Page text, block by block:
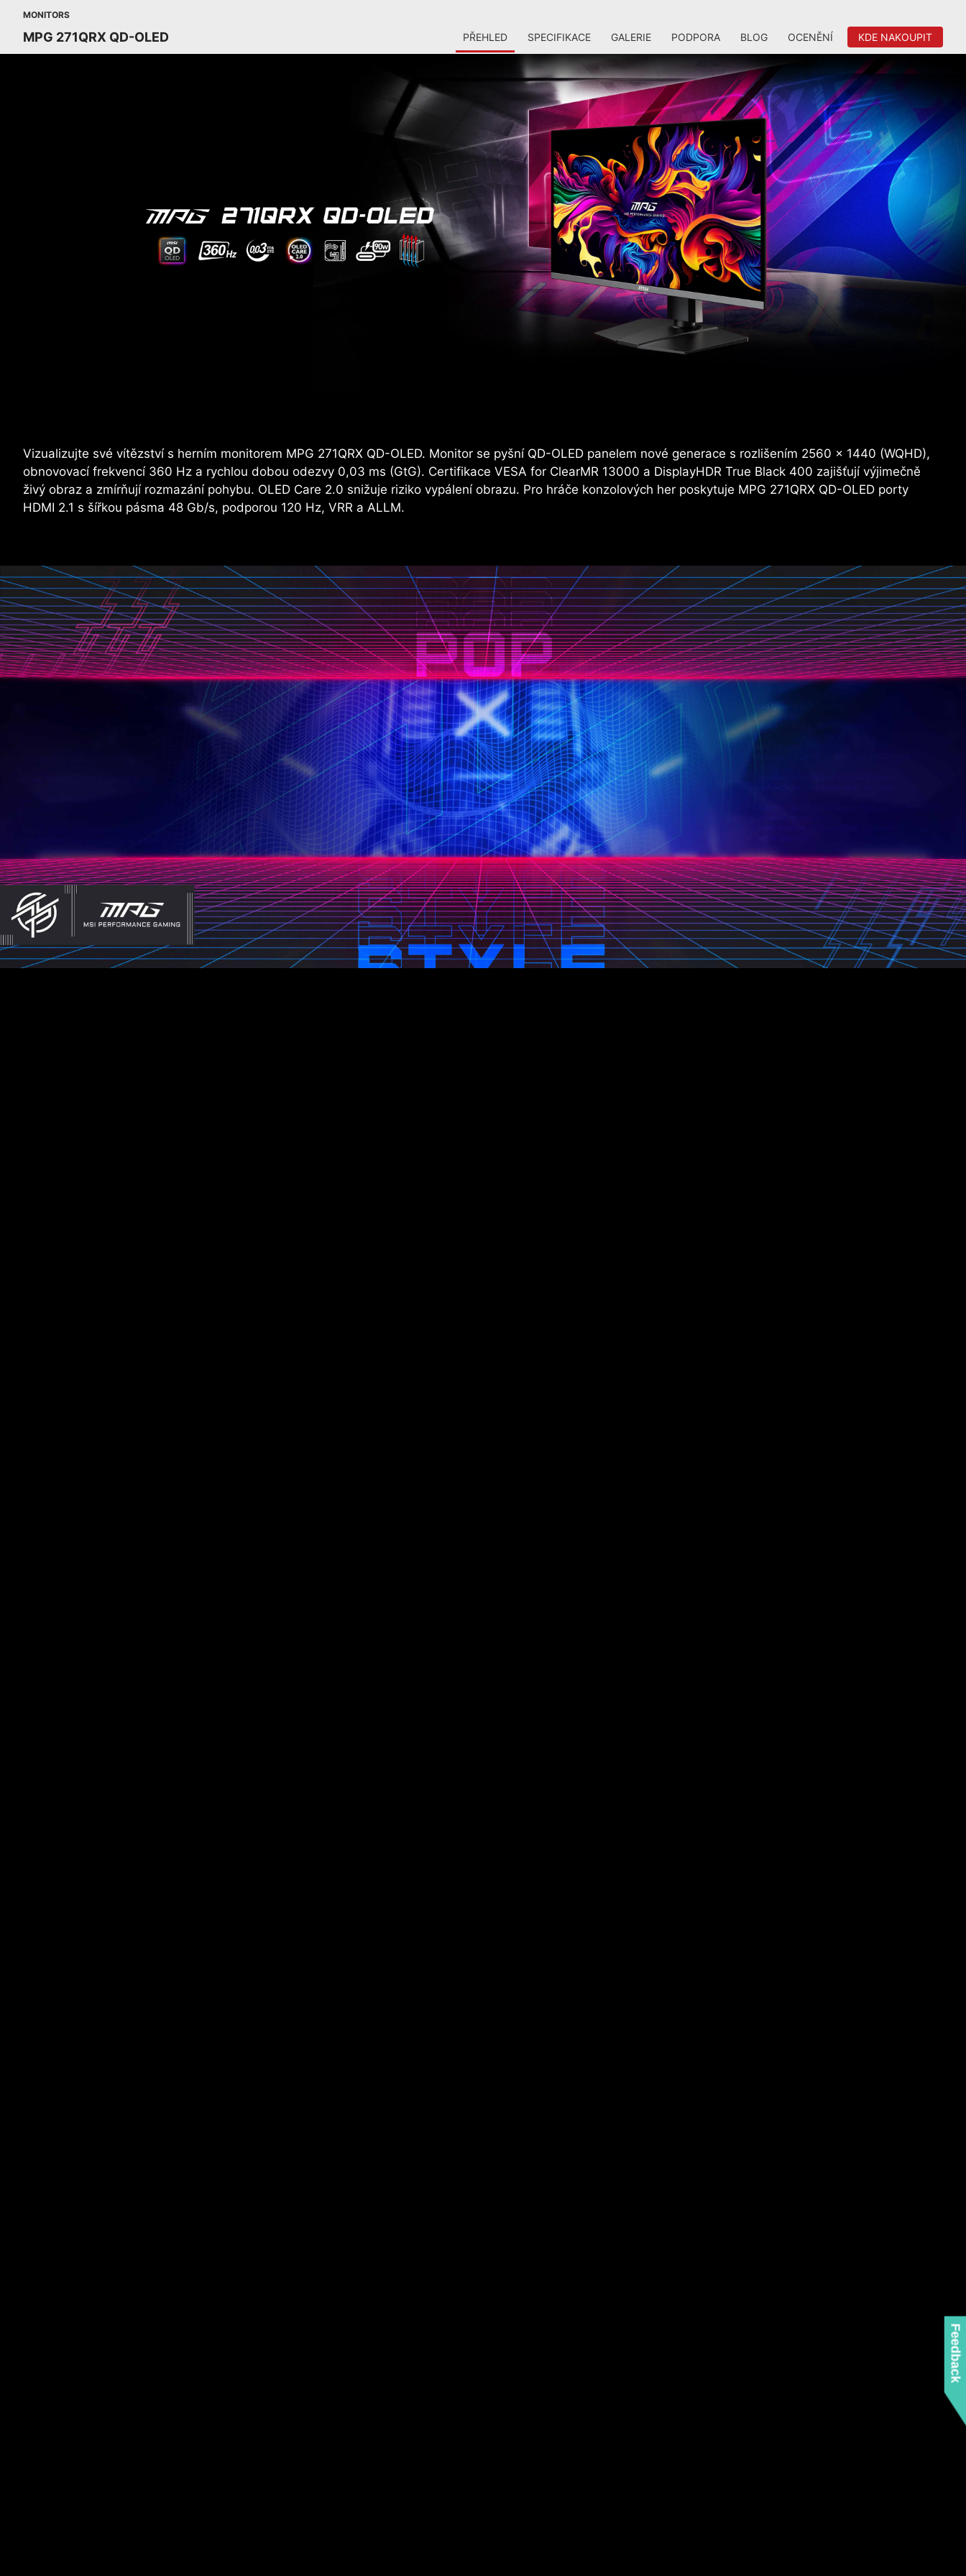
MONITORS
MPG 271QRX QD-OLED PŘEHLED SPECIFIKACE GALERIE PODPORA BLOG OCENĚNÍ KDE NAKOUPIT
Vizualizujte své vítězství s herním monitorem MPG 271QRX QD-OLED. Monitor se pyšní QD-OLED panelem nové generace s rozlišením 2560 × 1440 (WQHD),
obnovovací frekvencí 360 Hz a rychlou dobou odezvy 0,03 ms (GtG). Certifikace VESA for ClearMR 13000 a DisplayHDR True Black 400 zajišťují výjimečně
živý obraz a zmírňují rozmazání pohybu. OLED Care 2.0 snižuje riziko vypálení obrazu. Pro hráče konzolových her poskytuje MPG 271QRX QD-OLED porty
HDMI 2.1 s šířkou pásma 48 Gb/s, podporou 120 Hz, VRR a ALLM.
Feedback